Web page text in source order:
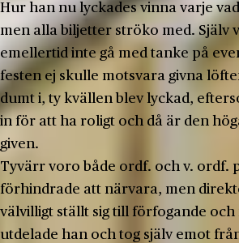
Hur han nu lyckades vinna varje
men alla biljetter ströko med. Själv
emellertid inte gå med tanke på
festen ej skulle motsvara givna
dumt i, ty kvällen blev lyckad,
in för att ha roligt och då är den
given.
Tyvärr voro både ordf. och v. ordf.
för­hindrade att närvara, men
välvilligt ställt sig till förfogande och
utdelade han och tog själv emot